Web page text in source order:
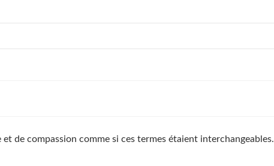
de compassion comme si ces termes étaient interchangeables.